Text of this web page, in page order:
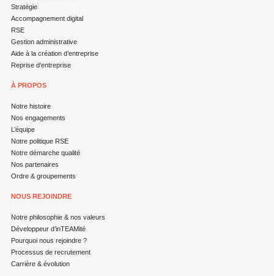
Stratégie
Accompagnement digital
RSE
Gestion administrative
Aide à la création d’entreprise
Reprise d’entreprise
À PROPOS
Notre histoire
Nos engagements
L’équipe
Notre politique RSE
Notre démarche qualité
Nos partenaires
Ordre & groupements
NOUS REJOINDRE
Notre philosophie & nos valeurs
Développeur d’inTEAMité
Pourquoi nous rejoindre ?
Processus de recrutement
Carrière & évolution